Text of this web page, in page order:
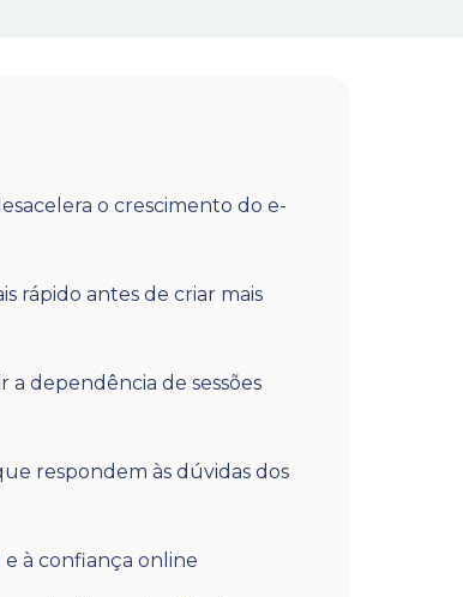
o crescimento do e-
rápido antes de criar mais
a dependência de sessões
respondem às dúvidas dos
à confiança online